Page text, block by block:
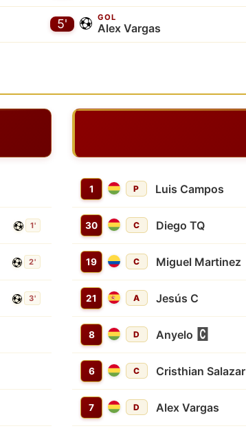
5' GOL
Alex Vargas
1'
2'
3'
1 P Luis Campos
30 C Diego TQ
19 C Miguel Martinez
21 A Jesús C
8 D Anyelo
6 C Cristhian Salazar
7 D Alex Vargas